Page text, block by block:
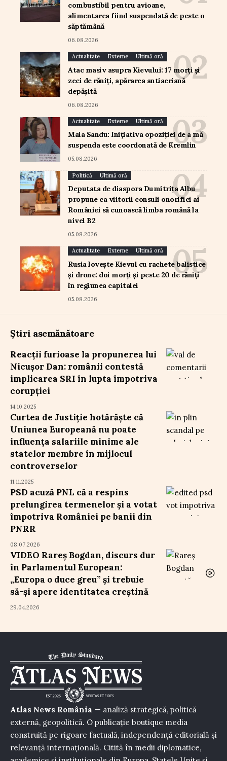
combustibil pentru avioane,
alimentarea fiind suspendată de peste o
săptămână
06.08.2026
Actualitate Externe Ultimă oră
Atac masiv asupra Kievului: 17 morți și
zeci de răniți, apărarea antiaeriană
depășită
06.08.2026
Actualitate Externe Ultimă oră
Maia Sandu: Inițiativa opoziției de a mă
suspenda este coordonată de Kremlin
05.08.2026
Politică Ultimă oră
Deputata de diaspora Dumitrița Albu
propune ca viitorii consuli onorifici ai
României să cunoască limba română la
nivel B2
05.08.2026
Actualitate Externe Ultimă oră
Rusia lovește Kievul cu rachete balistice
și drone: doi morți și peste 20 de răniți
în regiunea capitalei
05.08.2026
Știri asemănătoare
Reacții furioase la propunerea lui
Nicușor Dan: românii contestă
implicarea SRI în lupta împotriva
corupției
14.10.2025
Curtea de Justiție hotărăște că
Uniunea Europeană nu poate
influența salariile minime ale
statelor membre în mijlocul
controverselor
11.11.2025
PSD acuză PNL că a respins
prelungirea termenelor și a votat
împotriva României pe banii din
PNRR
08.07.2026
VIDEO Rareș Bogdan, discurs dur
în Parlamentul European:
„Europa o duce greu” și trebuie
să-și apere identitatea creștină
29.04.2026
Atlas News România — analiză strategică, politică
externă, geopolitică. O publicație boutique media
construită pe rigoare factuală, independență editorială și
relevanță internațională. Citită în medii diplomatice,